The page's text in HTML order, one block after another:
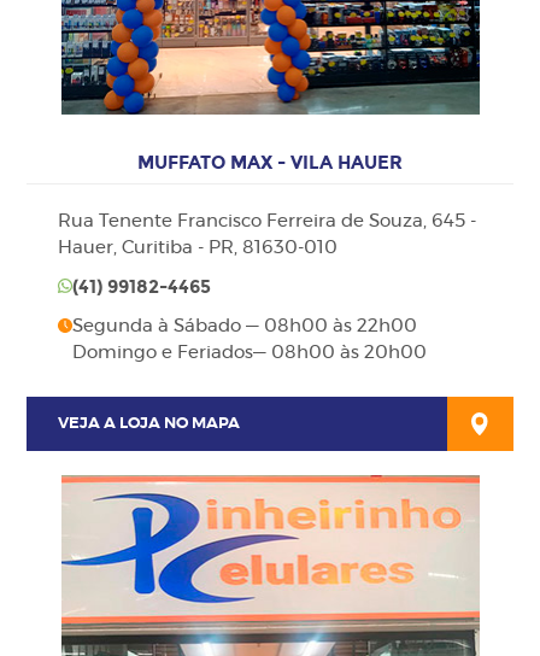
MUFFATO MAX - VILA HAUER
Rua Tenente Francisco Ferreira de Souza, 645 -
Hauer, Curitiba - PR, 81630-010
(41)99182-4465
Segunda à Sábado — 08h00 às 22h00
Domingo e Feriados— 08h00 às 20h00
VEJA A LOJA NO MAPA